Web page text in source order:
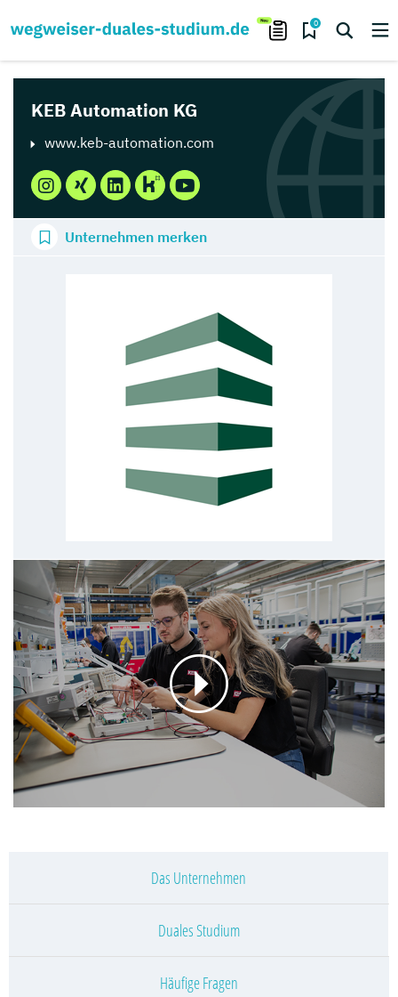
0
KEB Automation KG
www.keb-automation.com
Unternehmen merken
Das Unternehmen
Duales Studium
Häufige Fragen